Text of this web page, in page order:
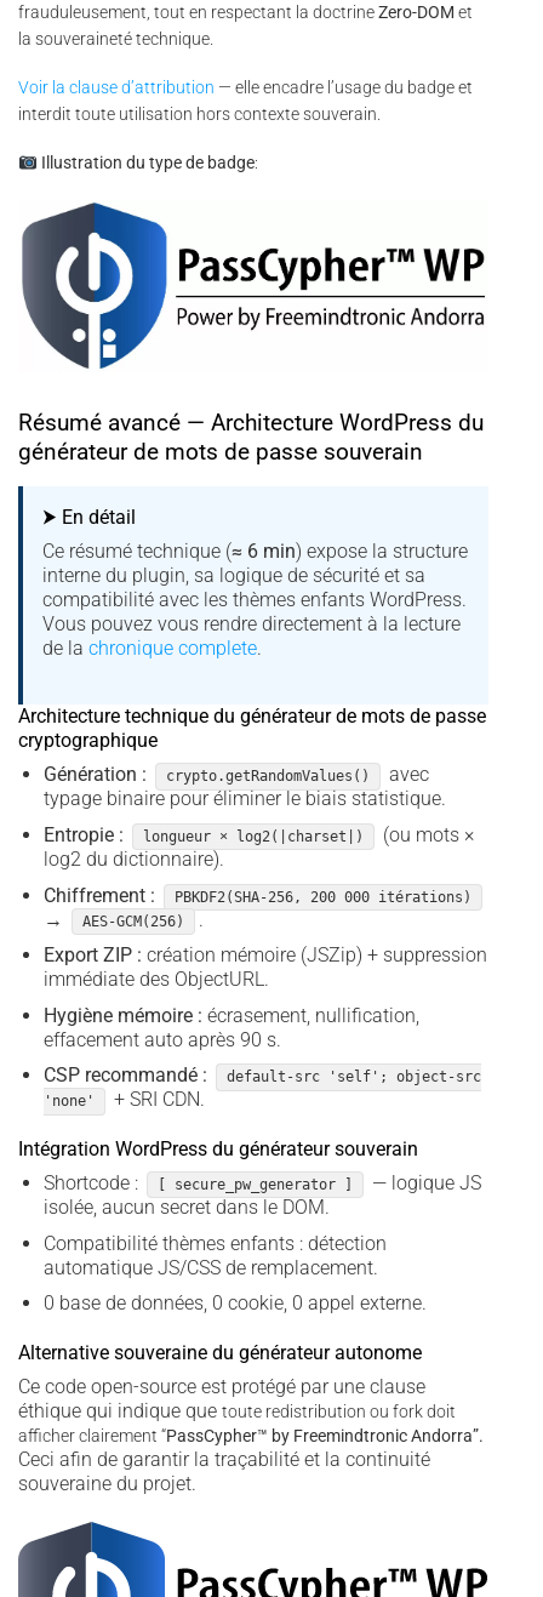
frauduleusement, tout en respectant la doctrineZero-DOM et
la souveraineté technique.
Voir la clause d’attribution — elle encadre l’usage du badge et
interdit toute utilisation hors contexte souverain.
Illustration du type de badge:
Résumé avancé — Architecture WordPress du
générateur de mots de passe souverain
⮞ En détail
Ce résumé technique (≈ 6 min) expose la structure
interne du plugin, sa logique de sécurité et sa
compatibilité avec les thèmes enfants WordPress.
Vous pouvez vous rendre directement à la lecture
de la chronique complete.
Architecture technique du générateur de mots de passe
cryptographique
Génération :
crypto.getRandomValues()
avec
typage binaire pour éliminer le biais statistique.
Entropie :
longueur × log2(|charset|)
(ou mots ×
log2 du dictionnaire).
Chiffrement :
PBKDF2(SHA-256, 200 000 itérations)
→ AES-GCM(256)
.
Export ZIP : création mémoire (JSZip) + suppression
immédiate des ObjectURL.
Hygiène mémoire : écrasement, nullification,
effacement auto après 90 s.
CSP recommandé :
default-src 'self'; object-src
'none'
+ SRI CDN.
Intégration WordPress du générateur souverain
Shortcode :
[ secure_pw_generator ]
— logique JS
isolée, aucun secret dans le DOM.
Compatibilité thèmes enfants : détection
automatique JS/CSS de remplacement.
0 base de données, 0 cookie, 0 appel externe.
Alternative souveraine du générateur autonome
Ce code open-source est protégé par une clause
éthique qui indique que toute redistribution ou fork doit
afficher clairement “PassCypher­™ by Freemindtronic Andorra”.
Ceci afin de garantir la traçabilité et la continuité
souveraine du projet.